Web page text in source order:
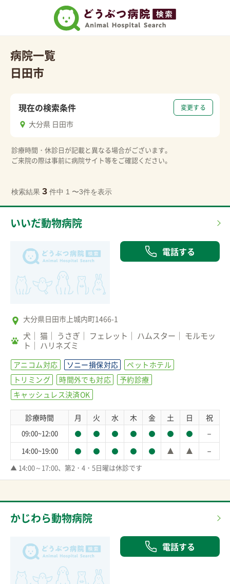
病院一覧
日田市
変更する
現在の検索条件
大分県 日田市
診療時間・休診日が記載と異なる場合がございます。
ご来院の際は事前に病院サイト等をご確認ください。
検索結果 3 件中 1 〜3件を表示
いいだ動物病院
電話する
大分県日田市上城内町1466-1
犬 猫 うさぎ フェレット ハムスター
モルモッ
ト
ハリネズミ
アニコム対応 ソニー損保対応
ペットホテル
トリミング
時間外でも対応
予約診療
キャッシュレス決済OK
診療時間 月 火 水 木 金 土 日 祝
09:00~12:00 －
14:00~19:00 －
▲ 14:00～17:00、第2・4・5日曜は休診です
かじわら動物病院
電話する